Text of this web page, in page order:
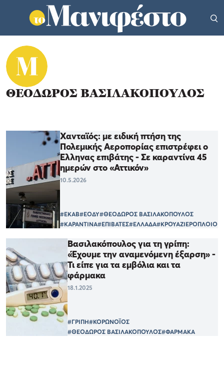
ΘΕΟΔΩΡΟΣ ΒΑΣΙΛΑΚΟΠΟΥΛΟΣ
Χανταϊός: με ειδική πτήση της
Πολεμικής Αεροπορίας επιστρέφει ο
Έλληνας επιβάτης - Σε καραντίνα 45
ημερών στο «Αττικόν»
10.5.2026
#ΕΚΑΒ#ΕΟΔΥ#ΘΕΟΔΩΡΟΣ ΒΑΣΙΛΑΚΟΠΟΥΛΟΣ
#ΚΑΡΑΝΤΙΝΑ#ΕΠΙΒΑΤΕΣ#ΕΛΛΑΔΑ#ΚΡΟΥΑΖΙΕΡΟΠΛΟΙΟ
Bασιλακόπουλος για τη γρίπη:
«Έχουμε την αναμενόμενη έξαρση» -
Τι είπε για τα εμβόλια και τα
φάρμακα
18.1.2025
#ΓΡΙΠΗ#ΚΟΡΩΝΟΪΟΣ
#ΘΕΟΔΩΡΟΣ ΒΑΣΙΛΑΚΟΠΟΥΛΟΣ#ΦΑΡΜΑΚΑ